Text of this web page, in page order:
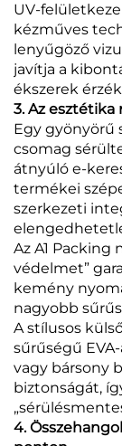
UV-
kézműves
lenyűgöző
javítja a
ékszerek
3. Az
Egy gyönyörű
csomag
átnyúló e-
termékei
szerkezeti
Az A1 Packing
védelmet”
kemény
nagyobb
A stílusos
sűrűségű
vagy bársony
biztonságát,
4.